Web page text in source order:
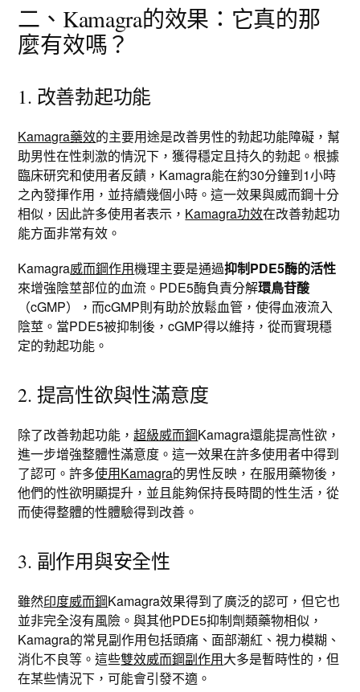
二、Kamagra的效果：它真的那
麼有效嗎？
1. 改善勃起功能
Kamagra藥效的主要用途是改善男性的勃起功能障礙，幫
助男性在性刺激的情況下，獲得穩定且持久的勃起。根據
臨床研究和使用者反饋，Kamagra能在約30分鐘到1小時
之內發揮作用，並持續幾個小時。這一效果與威而鋼十分
相似，因此許多使用者表示， Kamagra功效在改善勃起功
能方面非常有效。
Kamagra威而鋼作用機理主要是通過抑制PDE5酶的活性
來增強陰莖部位的血流。PDE5酶負責分解環鳥苷酸
（cGMP），而cGMP則有助於放鬆血管，使得血液流入
陰莖。當PDE5被抑制後，cGMP得以維持，從而實現穩
定的勃起功能。
2. 提高性欲與性滿意度
除了改善勃起功能，超級威而鋼Kamagra還能提高性欲，
進一步增強整體性滿意度。這一效果在許多使用者中得到
了認可。許多使用Kamagra的男性反映，在服用藥物後，
他們的性欲明顯提升，並且能夠保持長時間的性生活，從
而使得整體的性體驗得到改善。
3. 副作用與安全性
雖然印度威而鋼Kamagra效果得到了廣泛的認可，但它也
並非完全沒有風險。與其他PDE5抑制劑類藥物相似，
Kamagra的常見副作用包括頭痛、面部潮紅、視力模糊、
消化不良等。這些雙效威而鋼副作用大多是暫時性的，但
在某些情況下，可能會引發不適。